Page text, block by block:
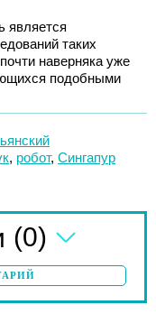
является
таких
наверняка уже
подобными
, робот, Сингапур
(0)